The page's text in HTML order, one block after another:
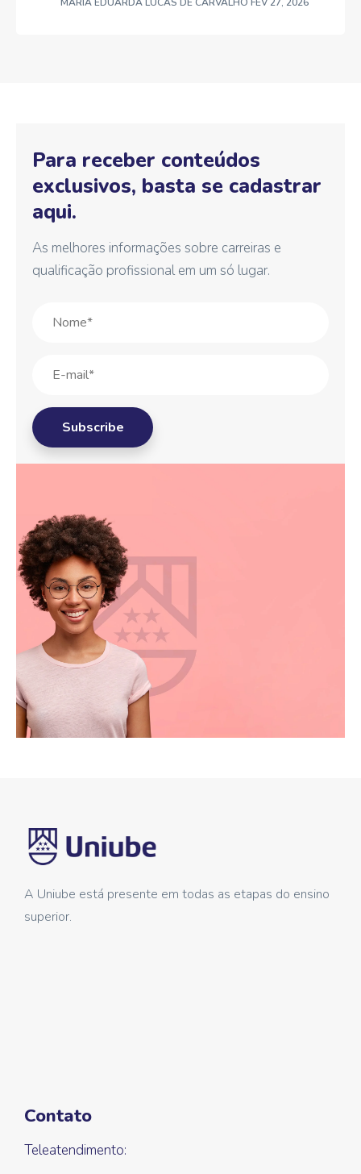
Para receber conteúdos
exclusivos, basta se cadastrar
aqui.
As melhores informações sobre carreiras e
qualificação profissional em um só lugar.
A Uniube está presente em todas as etapas do ensino
superior.
Contato
Teleatendimento: